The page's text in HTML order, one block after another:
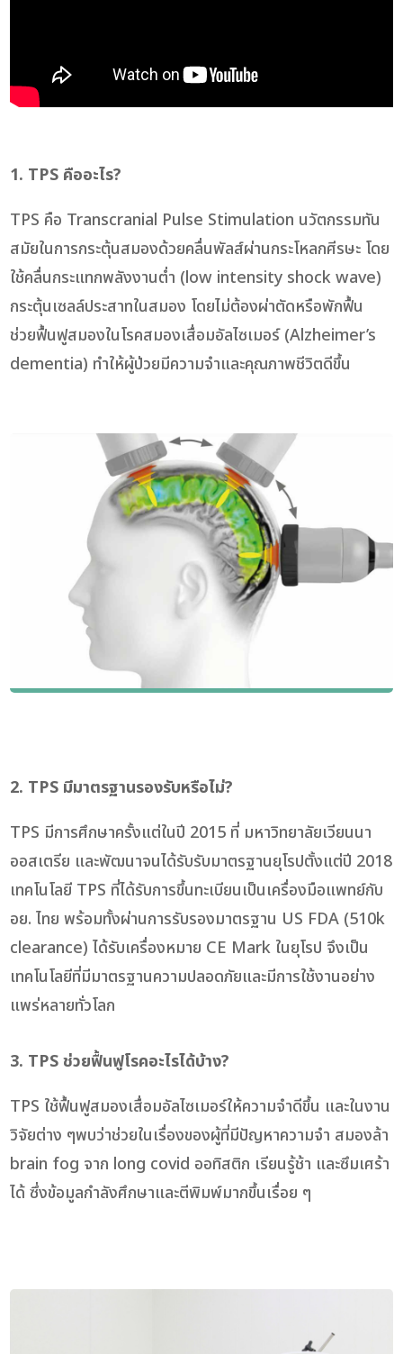
1. TPS คืออะไร?
TPS คือ Transcranial Pulse Stimulation นวัตกรรมทัน
สมัยในการกระตุ้นสมองด้วยคลื่นพัลส์ผ่านกระโหลกศีรษะ โดย
ใช้คลื่นกระแทกพลังงานต่ำ (low intensity shock wave)
กระตุ้นเซลล์ประสาทในสมอง โดยไม่ต้องผ่าตัดหรือพักฟื้น
ช่วยฟื้นฟูสมองในโรคสมองเสื่อมอัลไซเมอร์ (Alzheimer’s
dementia) ทำให้ผู้ป่วยมีความจำและคุณภาพชีวิตดีขึ้น
2. TPS มีมาตรฐานรองรับหรือไม่?
TPS มีการศึกษาครั้งแต่ในปี 2015 ที่ มหาวิทยาลัยเวียนนา
ออสเตรีย และพัฒนาจนได้รับรับมาตรฐานยุโรปตั้งแต่ปี 2018
เทคโนโลยี TPS ที่ได้รับการขึ้นทะเบียนเป็นเครื่องมือแพทย์กับ
อย. ไทย พร้อมทั้งผ่านการรับรองมาตรฐาน US FDA (510k
clearance) ได้รับเครื่องหมาย CE Mark ในยุโรป จึงเป็น
เทคโนโลยีที่มีมาตรฐานความปลอดภัยและมีการใช้งานอย่าง
แพร่หลายทั่วโลก
3. TPS ช่วยฟื้นฟูโรคอะไรได้บ้าง?
TPS ใช้ฟื้นฟูสมองเสื่อมอัลไซเมอร์ให้ความจำดีขึ้น และในงาน
วิจัยต่าง ๆพบว่าช่วยในเรื่องของผู้ที่มีปัญหาความจำ สมองล้า
brain fog จาก long covid ออทิสติก เรียนรู้ช้า และซึมเศร้า
ได้ ซึ่งข้อมูลกำลังศึกษาและตีพิมพ์มากขึ้นเรื่อย ๆ